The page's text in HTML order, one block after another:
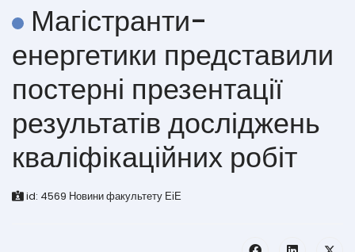
Магістранти-
енергетики представили
постерні презентації
результатів досліджень
кваліфікаційних робіт
id: 4569 Новини факультету ЕіЕ